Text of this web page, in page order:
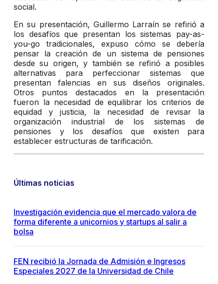
social.
En su presentación, Guillermo Larraín se refirió a
los desafíos que presentan los sistemas pay-as-
you-go tradicionales, expuso cómo se debería
pensar la creación de un sistema de pensiones
desde su origen, y también se refirió a posibles
alternativas para perfeccionar sistemas que
presentan falencias en sus diseños originales.
Otros puntos destacados en la presentación
fueron la necesidad de equilibrar los criterios de
equidad y justicia, la necesidad de revisar la
organización industrial de los sistemas de
pensiones y los desafíos que existen para
establecer estructuras de tarificación.
Últimas noticias
Investigación evidencia que el mercado valora de
forma diferente a unicornios y startups al salir a
bolsa
FEN recibió la Jornada de Admisión e Ingresos
Especiales 2027 de la Universidad de Chile